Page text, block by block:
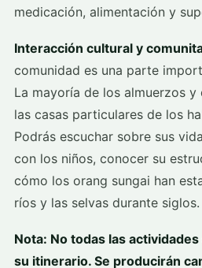
medicación, alimentación y
Interacción cultural y
comunidad es una parte
La mayoría de los almuerzos y
las casas particulares de los
Podrás escuchar sobre sus
con los niños, conocer su
cómo los orang sungai han
ríos y las selvas durante siglos.
Nota: No todas las
su itinerario. Se producirán